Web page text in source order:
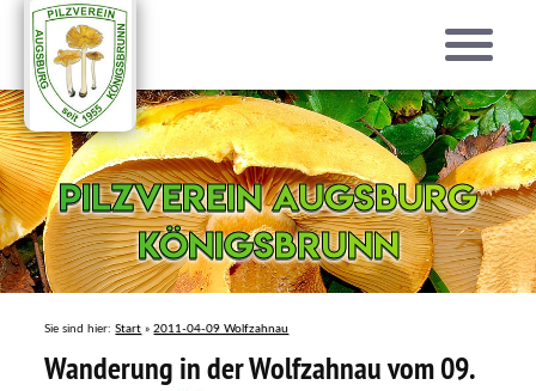
Pilzverein Augsburg
Königsbrunn
Pilzverein Augsburg
Königsbrunn
Sie sind hier:Start »2011-04-09 Wolfzahnau
Wanderung in der Wolfzahnau vom 09.